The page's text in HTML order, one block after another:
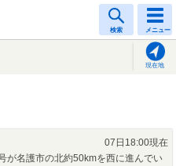
検索 メニュー
現在地
07日18:00現在
が名護市の北約50kmを西に進んでい